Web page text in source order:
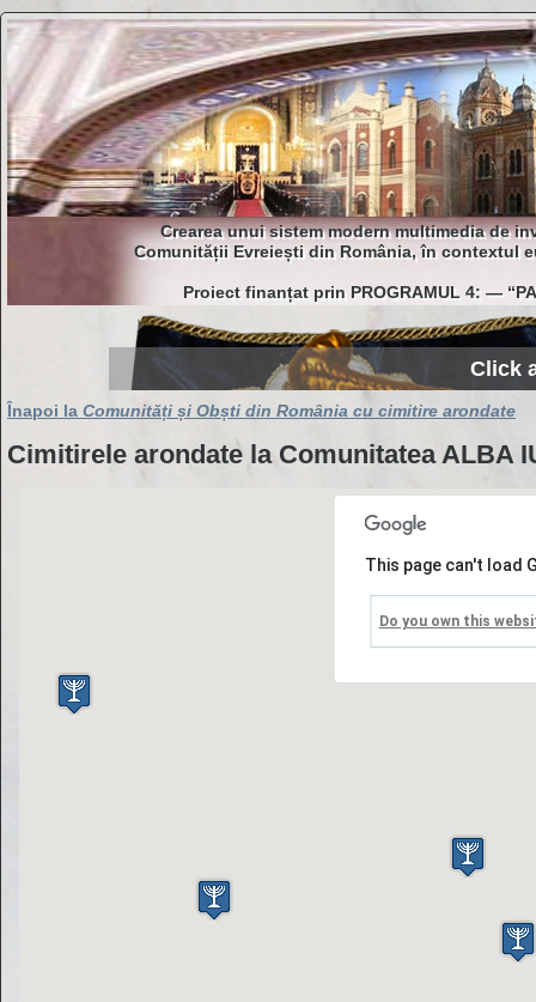
Crearea unui sistem modern multimedia de
Comunității Evreiești din România, în contextul
Proiect finanțat prin PROGRAMUL 4: —
Comunitati
Domenii
Personalitati
Click
Înapoi la Comunități și Obști din România cu cimitire arondate
Cimitirele arondate la Comunitatea ALBA
This page can't load
Do you own this